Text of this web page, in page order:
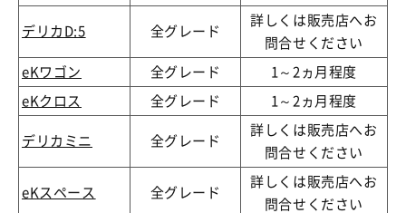
デリカD:5 全グレード
詳しくは販売店へお
問合せください
eKワゴン 全グレード 1～2ヵ月程度
eKクロス 全グレード 1～2ヵ月程度
デリカミニ 全グレード
詳しくは販売店へお
問合せください
eKスペース 全グレード
詳しくは販売店へお
問合せください